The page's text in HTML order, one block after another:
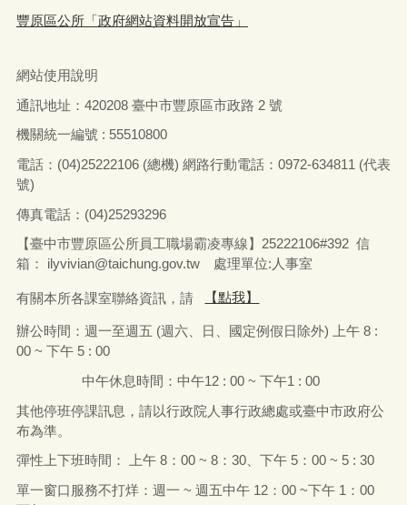
豐原區公所「政府網站資料開放宣告」
網站使用說明
通訊地址： 420208 臺中市豐原區市政路 2 號
機關統一編號 : 55510800
電話： (04)25222106 (總機) 網路行動電話： 0972-634811 (代表
號)
傳真電話： (04)25293296
【臺中市豐原區公所員工職場霸凌專線】25222106#392 信
箱： ilyvivian@taichung.gov.tw處理單位:人事室
有關本所各課室聯絡資訊，請 【點我】
辦公時間： 週一至週五 (週六、日、國定例假日除外) 上午8 :
00 ~ 下午5 : 00
中午休息時間：中午12 : 00 ~ 下午1 : 00
其他停班停課訊息，請以行政院人事行政總處或臺中市政府公
布為準。
彈性上下班時間： 上午8： 00 ~ 8： 30、下午5： 00 ~ 5 : 30
單一窗口服務不打烊：週一 ~ 週五中午12： 00 ~下午1 ： 00